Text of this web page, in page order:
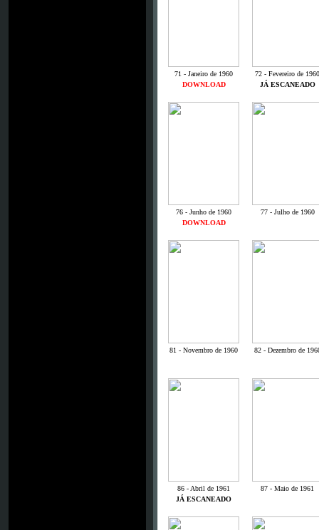
71 - Janeiro de 1960
72 - Fevereiro de 1960
DOWNLOAD
JÁ ESCANEADO
76 - Junho de 1960
77 - Julho de 1960
DOWNLOAD
81 - Novembro de 1960 82 - Dezembro de
86 - Abril de 1961
87 - Maio de 1961
JÁ ESCANEADO